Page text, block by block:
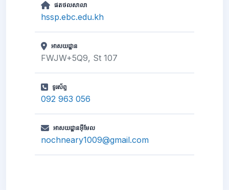
ផតថលសាលា
hssp.ebc.edu.kh
អាសយដ្ឋាន
FWJW+5Q9, St 107
ទូរស័ព្ទ
092 963 056
អាសយដ្ឋានអ៊ីមែល
nochneary1009@gmail.com